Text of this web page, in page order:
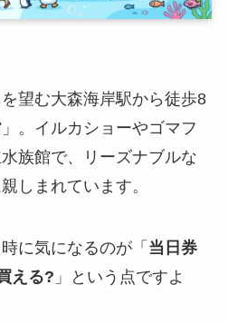
望む大森海岸駅から徒歩8
。イルカショーやゴマフ
族館で、リーズナブルな
しまれています。
に気になるのが「 当日券
える? 」という点ですよ